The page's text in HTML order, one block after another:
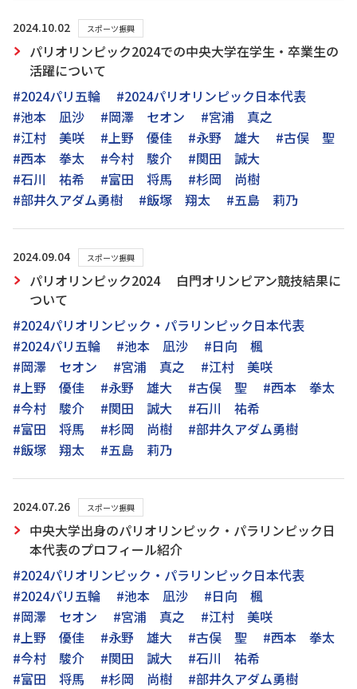
2024.10.02 スポーツ振興
パリオリンピック2024での中央大学在学生・卒業生の
活躍について
#2024パリ五輪
#2024パリオリンピック日本代表
#池本 凪沙
#岡澤 セオン
#宮浦 真之
#江村 美咲
#上野 優佳 #永野 雄大
#古俣 聖
#西本 拳太
#今村 駿介
#関田 誠大
#石川 祐希
#富田 将馬
#杉岡 尚樹
#部井久アダム勇樹
#飯塚 翔太 #五島 莉乃
2024.09.04 スポーツ振興
パリオリンピック2024 白門オリンピアン競技結果に
ついて
#2024パリオリンピック・パラリンピック日本代表
#2024パリ五輪
#池本 凪沙
#日向 楓
#岡澤 セオン
#宮浦 真之
#江村 美咲
#上野 優佳
#永野 雄大 #古俣 聖
#西本 拳太
#今村 駿介
#関田 誠大
#石川 祐希
#富田 将馬
#杉岡 尚樹
#部井久アダム勇樹
#飯塚 翔太
#五島 莉乃
2024.07.26 スポーツ振興
中央大学出身のパリオリンピック・パラリンピック日
本代表のプロフィール紹介
#2024パリオリンピック・パラリンピック日本代表
#2024パリ五輪
#池本 凪沙
#日向 楓
#岡澤 セオン
#宮浦 真之
#江村 美咲
#上野 優佳
#永野 雄大 #古俣 聖
#西本 拳太
#今村 駿介
#関田 誠大
#石川 祐希
#富田 将馬
#杉岡 尚樹
#部井久アダム勇樹